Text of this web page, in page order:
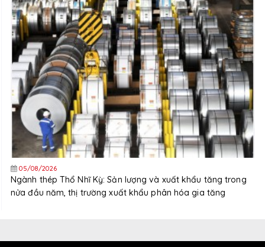
05/08/2026
Ngành thép Thổ Nhĩ Kỳ: Sản lượng và xuất khẩu tăng trong
nửa đầu năm, thị trường xuất khẩu phân hóa gia tăng